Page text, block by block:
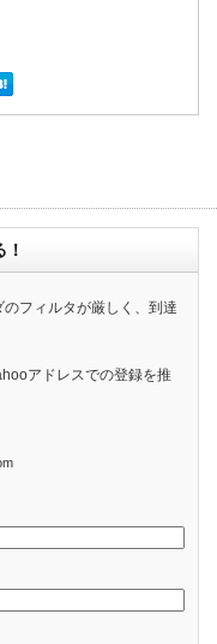
フィルタが厳しく、到達
アドレスでの登録を推